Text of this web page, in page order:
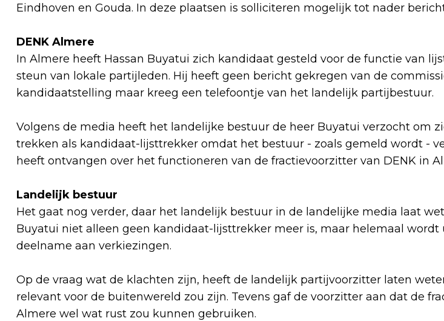
Eindhoven en Gouda. In deze plaatsen is solliciteren mogelijk tot nader
DENK Almere
In Almere heeft Hassan Buyatui zich kandidaat gesteld voor de functie van
steun van lokale partijleden. Hij heeft geen bericht gekregen van de
kandidaatstelling maar kreeg een telefoontje van het landelijk partijbestuur.
Volgens de media heeft het landelijke bestuur de heer Buyatui verzocht om
trekken als kandidaat-lijsttrekker omdat het bestuur - zoals gemeld wordt -
heeft ontvangen over het functioneren van de fractievoorzitter van DENK in
Landelijk bestuur
Het gaat nog verder, daar het landelijk bestuur in de landelijke media laat
Buyatui niet alleen geen kandidaat-lijsttrekker meer is, maar helemaal wordt
deelname aan verkiezingen.
Op de vraag wat de klachten zijn, heeft de landelijk partijvoorzitter laten
relevant voor de buitenwereld zou zijn. Tevens gaf de voorzitter aan dat de
Almere wel wat rust zou kunnen gebruiken.